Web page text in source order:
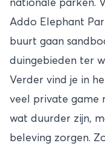
nationale parken.
Addo Elephant
buurt gaan
duingebieden ter
Verder vind je in
veel private game
wat duurder zijn,
beleving zorgen.